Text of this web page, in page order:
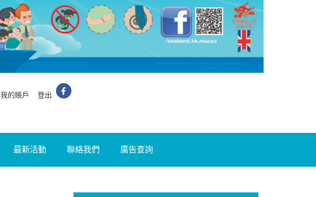
我的賬戶 登出
最新活動 聯絡我們 廣告查詢